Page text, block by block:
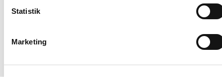
Statistik
Marketing
forudsigelige men andre gange underlige måder.